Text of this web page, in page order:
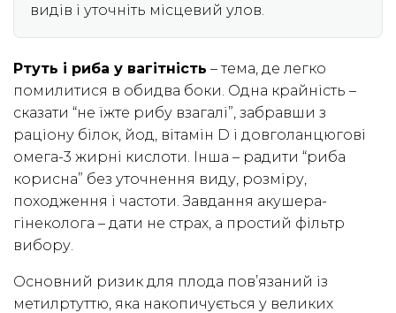
видів і уточніть місцевий улов.
Ртуть і риба у вагітність – тема, де легко
помилитися в обидва боки. Одна крайність –
сказати “не їжте рибу взагалі”, забравши з
раціону білок, йод, вітамін D і довголанцюгові
омега-3 жирні кислоти. Інша – радити “риба
корисна” без уточнення виду, розміру,
походження і частоти. Завдання акушера-
гінеколога – дати не страх, а простий фільтр
вибору.
Основний ризик для плода пов’язаний із
метилртуттю, яка накопичується у великих